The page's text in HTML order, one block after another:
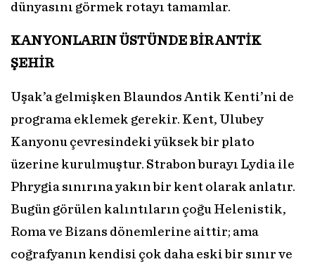
dünyasını görmek rotayı tamamlar.
KANYONLARIN ÜSTÜNDE BİR ANTİK
ŞEHİR
Uşak’a gelmişken Blaundos Antik Kenti’ni de
programa eklemek gerekir. Kent, Ulubey
Kanyonu çevresindeki yüksek bir plato
üzerine kurulmuştur. Strabon burayı Lydia ile
Phrygia sınırına yakın bir kent olarak anlatır.
Bugün görülen kalıntıların çoğu Helenistik,
Roma ve Bizans dönemlerine aittir; ama
coğrafyanın kendisi çok daha eski bir sınır ve